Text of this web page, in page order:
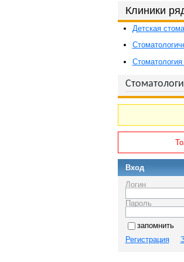
Клиники
Детская
Вход
Логин
Пароль
запомнить
Регистрация